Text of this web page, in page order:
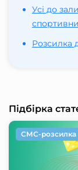
Усі до
Розсилка
Підбірка
СМС-розсилка